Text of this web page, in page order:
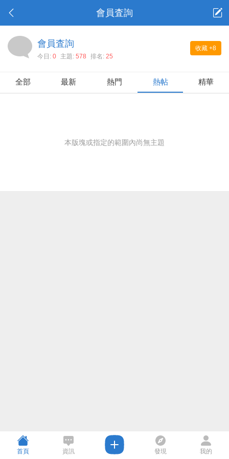
會員査詢
收藏 +8
會員査詢
今日: 0 主題: 578 排名: 25
全部 最新 熱門 熱帖 精華
本版塊或指定的範圍內尚無主題
首頁 資訊 發現 我的